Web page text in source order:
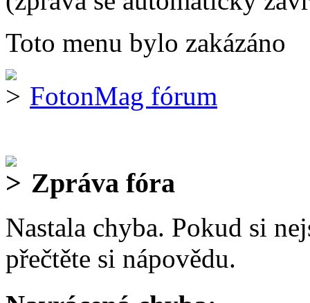
Toto menu bylo zakázáno
FotonMag fórum
Zpráva fóra
Nastala chyba. Pokud si
přečtěte si nápovědu.